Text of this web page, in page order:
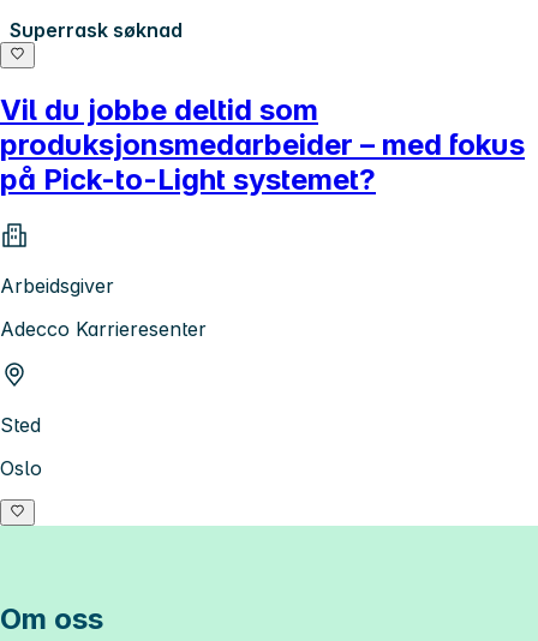
Superrask søknad
Vil du jobbe deltid som
produksjonsmedarbeider – med fokus
på Pick-to-Light systemet?
Arbeidsgiver
Adecco Karrieresenter
Sted
Oslo
Om oss